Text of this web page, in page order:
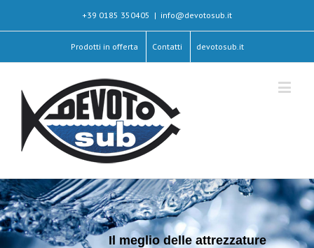
+39 0185 350405 | info@devotosub.it
Prodotti in offerta Contatti devotosub.it
Il meglio delle attrezzature